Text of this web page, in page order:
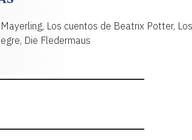
Los cuentos de Beatrix Potter,
Die Fledermaus